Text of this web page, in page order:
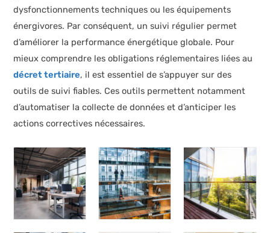
dysfonctionnements techniques ou les équipements
énergivores. Par conséquent, un suivi régulier permet
d’améliorer la performance énergétique globale. Pour
mieux comprendre les obligations réglementaires liées au
décret tertiaire, il est essentiel de s’appuyer sur des
outils de suivi fiables. Ces outils permettent notamment
d’automatiser la collecte de données et d’anticiper les
actions correctives nécessaires.